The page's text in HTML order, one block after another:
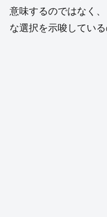
意味するのではなく
な選択を示唆している